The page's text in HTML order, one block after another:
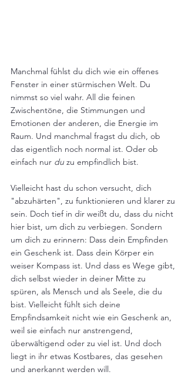
Manchmal fühlst du dich wie ein offenes
Fenster in einer stürmischen Welt. Du
nimmst so viel wahr. All die feinen
Zwischentöne, die Stimmungen und
Emotionen der anderen, die Energie im
Raum. Und manchmal fragst du dich, ob
das eigentlich noch normal ist. Oder ob
einfach nur du zu empfindlich bist.
Vielleicht hast du schon versucht, dich
"abzuhärten", zu funktionieren und klarer zu
sein. Doch tief in dir weißt du, dass du nicht
hier bist, um dich zu verbiegen. Sondern
um dich zu erinnern: Dass dein Empfinden
ein Geschenk ist. Dass dein Körper ein
weiser Kompass ist. Und dass es Wege gibt,
dich selbst wieder in deiner Mitte zu
spüren, als Mensch und als Seele, die du
bist. Vielleicht fühlt sich deine
Empfindsamkeit nicht wie ein Geschenk an,
weil sie einfach nur anstrengend,
überwältigend oder zu viel ist. Und doch
liegt in ihr etwas Kostbares, das gesehen
und anerkannt werden will.